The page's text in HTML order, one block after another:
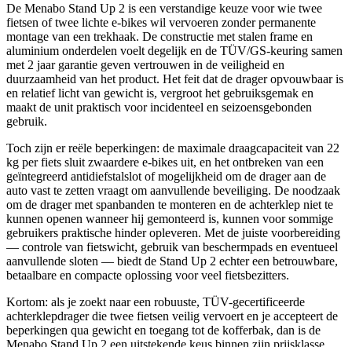
De Menabo Stand Up 2 is een verstandige keuze voor wie twee
fietsen of twee lichte e-bikes wil vervoeren zonder permanente
montage van een trekhaak. De constructie met stalen frame en
aluminium onderdelen voelt degelijk en de TÜV/GS-keuring samen
met 2 jaar garantie geven vertrouwen in de veiligheid en
duurzaamheid van het product. Het feit dat de drager opvouwbaar is
en relatief licht van gewicht is, vergroot het gebruiksgemak en
maakt de unit praktisch voor incidenteel en seizoensgebonden
gebruik.
Toch zijn er reële beperkingen: de maximale draagcapaciteit van 22
kg per fiets sluit zwaardere e-bikes uit, en het ontbreken van een
geïntegreerd antidiefstalslot of mogelijkheid om de drager aan de
auto vast te zetten vraagt om aanvullende beveiliging. De noodzaak
om de drager met spanbanden te monteren en de achterklep niet te
kunnen openen wanneer hij gemonteerd is, kunnen voor sommige
gebruikers praktische hinder opleveren. Met de juiste voorbereiding
— controle van fietswicht, gebruik van beschermpads en eventueel
aanvullende sloten — biedt de Stand Up 2 echter een betrouwbare,
betaalbare en compacte oplossing voor veel fietsbezitters.
Kortom: als je zoekt naar een robuuste, TÜV-gecertificeerde
achterklepdrager die twee fietsen veilig vervoert en je accepteert de
beperkingen qua gewicht en toegang tot de kofferbak, dan is de
Menabo Stand Up 2 een uitstekende keus binnen zijn prijsklasse.